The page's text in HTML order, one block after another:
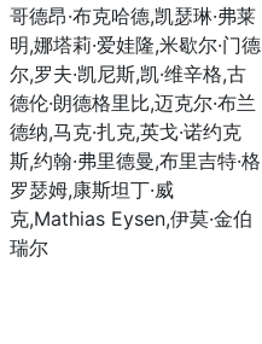
哥德昂·布克哈德,凯瑟琳·弗莱
明,娜塔莉·爱娃隆,米歇尔·门德
尔,罗夫·凯尼斯,凯·维辛格,古
德伦·朗德格里比,迈克尔·布兰
德纳,马克·扎克,英戈·诺约克
斯,约翰·弗里德曼,布里吉特·格
罗瑟姆,康斯坦丁·威
克,Mathias Eysen,伊莫·金伯
瑞尔